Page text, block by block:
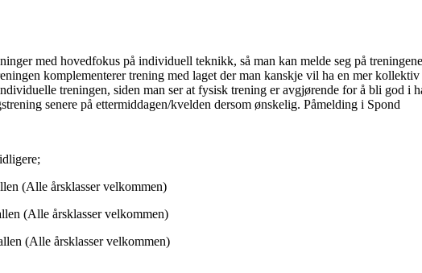
med hovedfokus på individuell teknikk, så man kan melde seg på
komplementerer trening med laget der man kanskje vil ha en mer
treningen, siden man ser at fysisk trening er avgjørende for å bli god i
senere på ettermiddagen/kvelden dersom ønskelig. Påmelding i Spond
(Alle årsklasser velkommen)
(Alle årsklasser velkommen)
(Alle årsklasser velkommen)